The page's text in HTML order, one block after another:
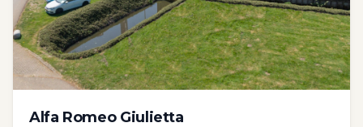
Alfa Romeo Giulietta